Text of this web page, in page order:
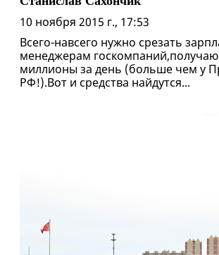
10 ноября 2015 г., 17:53
Всего-навсего нужно срезать
менеджерам
миллионы за день (больше чем у
РФ!).Вот и средства найдутся...